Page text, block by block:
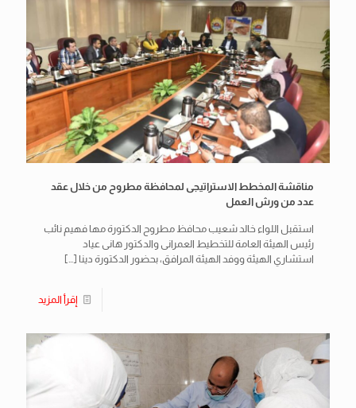
مناقشة المخطط الاستراتيجى لمحافظة مطروح من خلال عقد
عدد من ورش العمل
استقبل اللواء خالد شعيب محافظ مطروح الدكتورة مها فهيم نائب
رئيس الهيئة العامة للتخطيط العمرانى والدكتور هانى عياد
استشاري الهيئة ووفد الهيئة المرافق، بحضور الدكتورة دينا […]
إقرأ المزيد